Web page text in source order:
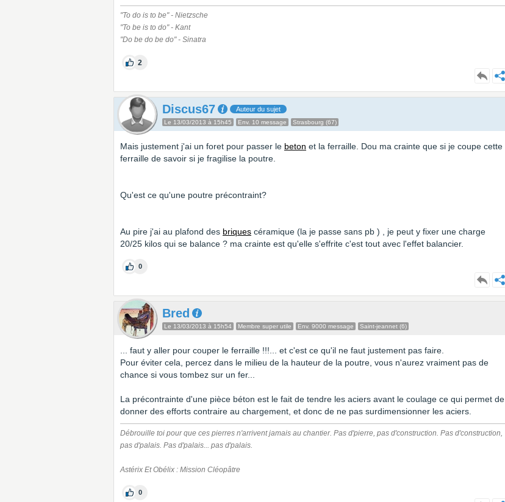
"To do is to be" - Nietzsche
"To be is to do" - Kant
"Do be do be do" - Sinatra
2
Discus67 Auteur du sujet
Le 13/03/2013 à 15h45 Env. 10 message Strasbourg (67)
Mais justement j'ai un foret pour passer le beton et la ferraille. Dou ma crainte que si je coupe cette
ferraille de savoir si je fragilise la poutre.
Qu'est ce qu'une poutre précontraint?
Au pire j'ai au plafond des briques céramique (la je passe sans pb ) , je peut y fixer une charge
20/25 kilos qui se balance ? ma crainte est qu'elle s'effrite c'est tout avec l'effet balancier.
0
Bred
Le 13/03/2013 à 15h54 Membre super utile Env. 9000 message Saint-jeannet (6)
... faut y aller pour couper le ferraille !!!... et c'est ce qu'il ne faut justement pas faire.
Pour éviter cela, percez dans le milieu de la hauteur de la poutre, vous n'aurez vraiment pas de
chance si vous tombez sur un fer...
La précontrainte d'une pièce béton est le fait de tendre les aciers avant le coulage ce qui permet de
donner des efforts contraire au chargement, et donc de ne pas surdimensionner les aciers.
Débrouille toi pour que ces pierres n'arrivent jamais au chantier. Pas d'pierre, pas d'construction. Pas d'construction,
pas d'palais. Pas d'palais... pas d'palais.
Astérix Et Obélix : Mission Cléopâtre
0